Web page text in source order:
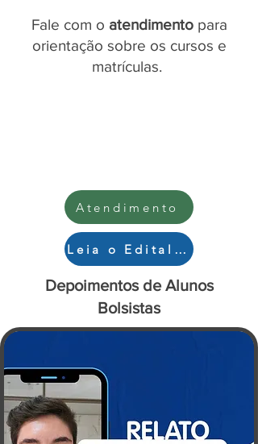
Fale com o atendimento para
orientação sobre os cursos e
matrículas.
Atendimento
Leia o Edital e Inscreva-se!
Depoimentos de Alunos
Bolsistas